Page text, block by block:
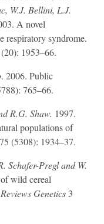
W.J. Bellini, L.J.
A novel
respiratory syndrome.
1953–66.
. 2006. Public
765–66.
R.G. Shaw. 1997.
populations of
(5308): 1934–37.
Schafer-Pregl and W.
wild cereal
Genetics 3